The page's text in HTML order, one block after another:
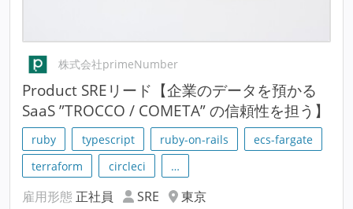
株式会社primeNumber
Product SREリード【企業のデータを預かる
SaaS ”TROCCO / COMETA” の信頼性を担う】
ruby typescript ruby-on-rails
ecs-fargate
terraform
circleci …
雇用形態 正社員 SRE
東京